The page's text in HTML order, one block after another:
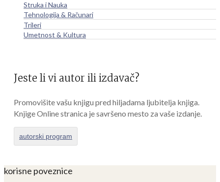
Struka i Nauka
Tehnologija & Računari
Trileri
Umetnost & Kultura
Jeste li vi autor ili izdavač?
Promovišite vašu knjigu pred hiljadama ljubitelja knjiga.
Knjige Online stranica je savršeno mesto za vaše izdanje.
autorski program
korisne poveznice